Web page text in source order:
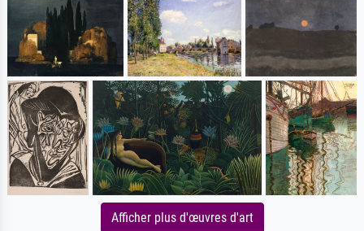
Afficher plus d'œuvres d'art